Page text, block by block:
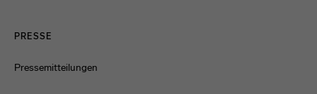
PRESSE
Pressemitteilungen